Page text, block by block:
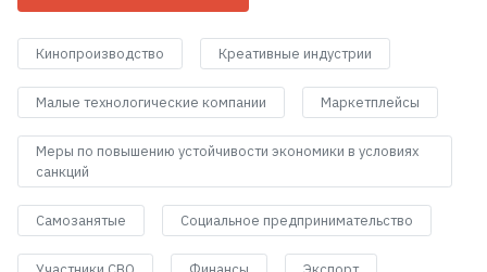
Кинопроизводство Креативные индустрии
Малые технологические компании Маркетплейсы
Меры по повышению устойчивости экономики в условиях
санкций
Самозанятые Социальное предпринимательство